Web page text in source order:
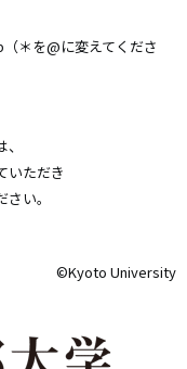
＊を@に変えてくださ
いただき
い。
©️Kyoto University